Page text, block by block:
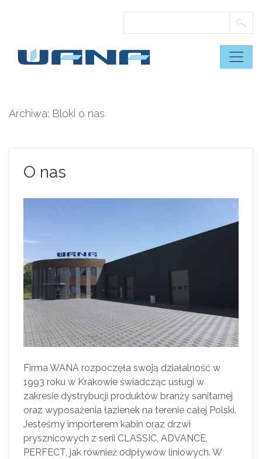
Archiwa: Bloki o nas
O nas
Firma WANA rozpoczęła swoją działalność w
1993 roku w Krakowie świadcząc usługi w
zakresie dystrybucji produktów branży sanitarnej
oraz wyposażenia łazienek na terenie całej Polski.
Jesteśmy importerem kabin oraz drzwi
prysznicowych z serii CLASSIC, ADVANCE,
PERFECT, jak również odpływów liniowych. W